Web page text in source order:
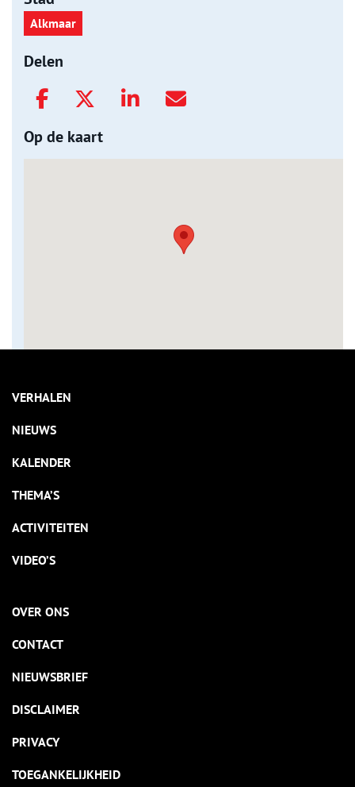
Alkmaar
Delen
Op de kaart
VERHALEN
NIEUWS
KALENDER
THEMA’S
ACTIVITEITEN
VIDEO’S
OVER ONS
CONTACT
NIEUWSBRIEF
DISCLAIMER
PRIVACY
TOEGANKELIJKHEID